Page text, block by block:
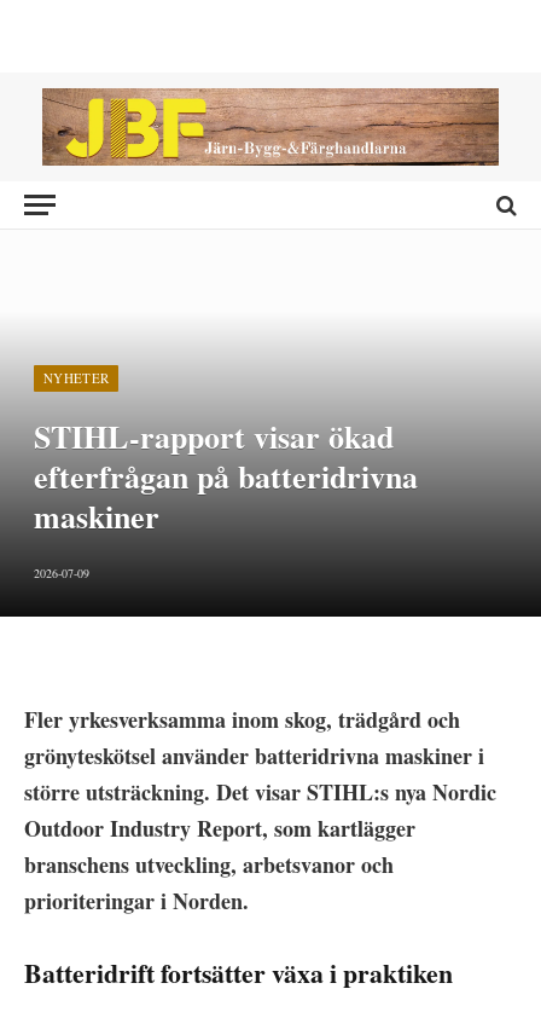
NYHETER
STIHL-rapport visar ökad
efterfrågan på batteridrivna
maskiner
2026-07-09
Fler yrkesverksamma inom skog, trädgård och
grönyteskötsel använder batteridrivna maskiner i
större utsträckning. Det visar STIHL:s nya Nordic
Outdoor Industry Report, som kartlägger
branschens utveckling, arbetsvanor och
prioriteringar i Norden.
Batteridrift fortsätter växa i praktiken